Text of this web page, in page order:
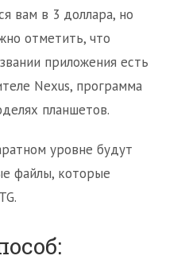
вам в 3 доллара, но
отметить, что
приложения есть
Nexus, программа
планшетов.
уровне будут
файлы, которые